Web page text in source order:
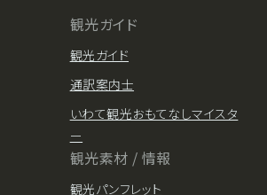
観光ガイド
観光ガイド
通訳案内士
いわて観光おもてなしマイスタ
ー
観光素材 / 情報
観光パンフレット